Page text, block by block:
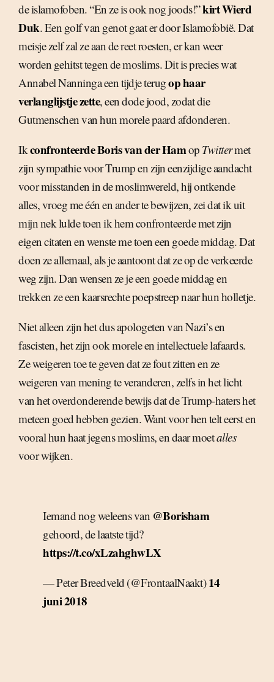
de islamofoben. “En ze is ook nog joods!”kirt Wierd
Duk. Een golf van genot gaat er door Islamofobië. Dat
meisje zelf zal ze aan de reet roesten, er kan weer
worden gehitst tegen de moslims. Dit is precies wat
Annabel Nanninga een tijdje terugop haar
verlanglijstje zette, een dode jood, zodat die
Gutmenschen van hun morele paard afdonderen.
Ikconfronteerde Boris van der Hamop Twittermet
zijn sympathie voor Trump en zijn eenzijdige aandacht
voor misstanden in de moslimwereld, hij ontkende
alles, vroeg me één en ander te bewijzen, zei dat ik uit
mijn nek lulde toen ik hem confronteerde met zijn
eigen citaten en wenste me toen een goede middag. Dat
doen ze allemaal, als je aantoont dat ze op de verkeerde
weg zijn. Dan wensen ze je een goede middag en
trekken ze een kaarsrechte poepstreep naar hun holletje.
Niet alleen zijn het dus apologeten van Nazi’s en
fascisten, het zijn ook morele en intellectuele lafaards.
Ze weigeren toe te geven dat ze fout zitten en ze
weigeren van mening te veranderen, zelfs in het licht
van het overdonderende bewijs dat de Trump-haters het
meteen goed hebben gezien. Want voor hen telt eerst en
vooral hun haat jegens moslims, en daar moetalles
voor wijken.
Iemand nog weleens van @Borisham
gehoord, de laatste tijd?
https://t.co/xLzahghwLX
— Peter Breedveld (@FrontaalNaakt)14
juni 2018